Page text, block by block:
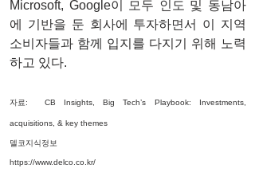
Microsoft, Google이 모두 인도 및 동남아
에 기반을 둔 회사에 투자하면서 이 지역
소비자들과 함께 입지를 다지기 위해 노력
하고 있다.
자료:  CB Insights, Big Tech’s Playbook: Investments,
acquisitions, & key themes
델코지식정보
https://www.delco.co.kr/